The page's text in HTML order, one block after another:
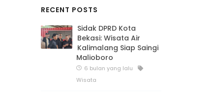
RECENT POSTS
Sidak DPRD Kota
Bekasi: Wisata Air
Kalimalang Siap Saingi
Malioboro
6 bulan yang lalu
Wisata